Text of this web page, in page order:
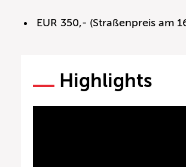
EUR 350,- (Straßenpreis am
Highlights